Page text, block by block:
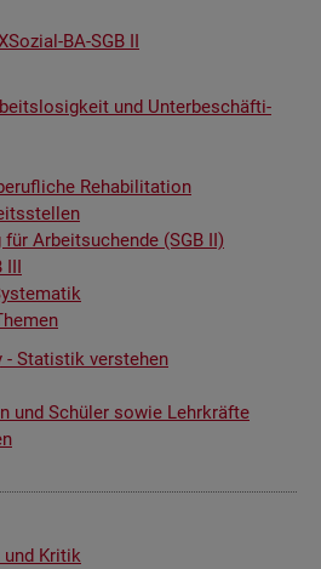
BA-SGB II
und Un­ter­be­schäf­ti­
Re­ha­bi­li­ta­ti­on
für Ar­beit­su­chen­de (SGB II)
III
Sta­tis­tik ver­ste­hen
und Schü­ler sowie Lehr­kräf­te
und Kri­tik